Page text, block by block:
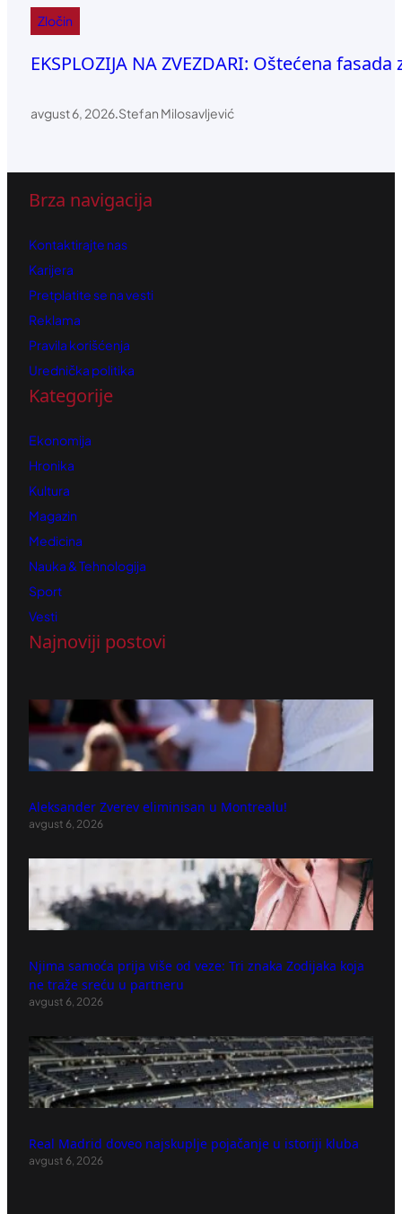
Zločin
EKSPLOZIJA NA ZVEZDARI: Oštećena
avgust 6, 2026.Stefan Milosavljević
Brza navigacija
Kontaktirajte nas
Karijera
Pretplatite se na vesti
Reklama
Pravila korišćenja
Urednička politika
Kategorije
Ekonomija
Hronika
Kultura
Magazin
Medicina
Nauka & Tehnologija
Sport
Vesti
Najnoviji postovi
Aleksander Zverev eliminisan u Montrealu!
avgust 6, 2026
Njima samoća prija više od veze: Tri znaka Zodijaka koja
ne traže sreću u partneru
avgust 6, 2026
Real Madrid doveo najskuplje pojačanje u istoriji kluba
avgust 6, 2026